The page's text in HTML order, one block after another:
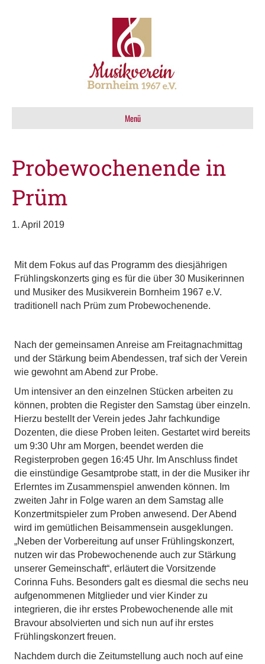
Menü
Probewochenende in
Prüm
1. April 2019
Mit dem Fokus auf das Programm des diesjährigen
Frühlingskonzerts ging es für die über 30 Musikerinnen
und Musiker des Musikverein Bornheim 1967 e.V.
traditionell nach Prüm zum Probewochenende.
Nach der gemeinsamen Anreise am Freitagnachmittag
und der Stärkung beim Abendessen, traf sich der Verein
wie gewohnt am Abend zur Probe.
Um intensiver an den einzelnen Stücken arbeiten zu
können, probten die Register den Samstag über einzeln.
Hierzu bestellt der Verein jedes Jahr fachkundige
Dozenten, die diese Proben leiten. Gestartet wird bereits
um 9:30 Uhr am Morgen, beendet werden die
Registerproben gegen 16:45 Uhr. Im Anschluss findet
die einstündige Gesamtprobe statt, in der die Musiker ihr
Erlerntes im Zusammenspiel anwenden können. Im
zweiten Jahr in Folge waren an dem Samstag alle
Konzertmitspieler zum Proben anwesend. Der Abend
wird im gemütlichen Beisammensein ausgeklungen.
„Neben der Vorbereitung auf unser Frühlingskonzert,
nutzen wir das Probewochenende auch zur Stärkung
unserer Gemeinschaft“, erläutert die Vorsitzende
Corinna Fuhs. Besonders galt es diesmal die sechs neu
aufgenommenen Mitglieder und vier Kinder zu
integrieren, die ihr erstes Probewochenende alle mit
Bravour absolvierten und sich nun auf ihr erstes
Frühlingskonzert freuen.
Nachdem durch die Zeitumstellung auch noch auf eine